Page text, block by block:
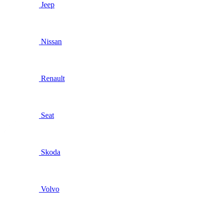
Jeep
Nissan
Renault
Seat
Skoda
Volvo